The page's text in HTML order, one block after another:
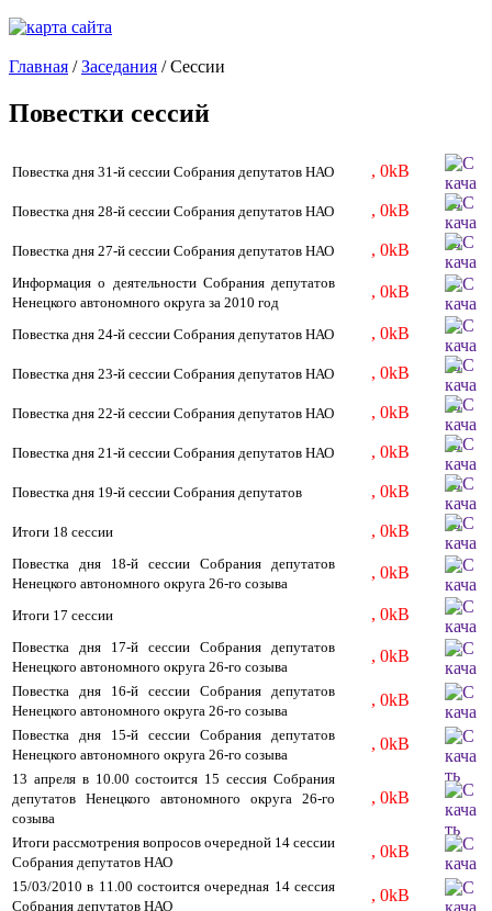
Главная /Заседания /Сессии
Повестки сессий
Повестка дня 31-й сессии Собрания депутатов НАО , 0kB
Повестка дня 28-й сессии Собрания депутатов НАО , 0kB
Повестка дня 27-й сессии Собрания депутатов НАО , 0kB
Информация о деятельности Собрания депутатов
Ненецкого автономного округа за 2010 год
, 0kB
Повестка дня 24-й сессии Собрания депутатов НАО , 0kB
Повестка дня 23-й сессии Собрания депутатов НАО , 0kB
Повестка дня 22-й сессии Собрания депутатов НАО , 0kB
Повестка дня 21-й сессии Собрания депутатов НАО , 0kB
Повестка дня 19-й сессии Собрания депутатов , 0kB
Итоги 18 сессии , 0kB
Повестка дня 18-й сессии Собрания депутатов
Ненецкого автономного округа 26-го созыва
, 0kB
Итоги 17 сессии , 0kB
Повестка дня 17-й сессии Собрания депутатов
Ненецкого автономного округа 26-го созыва
, 0kB
Повестка дня 16-й сессии Собрания депутатов
Ненецкого автономного округа 26-го созыва
, 0kB
Повестка дня 15-й сессии Собрания депутатов
Ненецкого автономного округа 26-го созыва
, 0kB
13 апреля в 10.00 состоится 15 сессия Собрания
депутатов Ненецкого автономного округа 26-го
созыва
, 0kB
Итоги рассмотрения вопросов очередной 14 сессии
Собрания депутатов НАО
, 0kB
15/03/2010 в 11.00 состоится очередная 14 сессия
Собрания депутатов НАО
, 0kB